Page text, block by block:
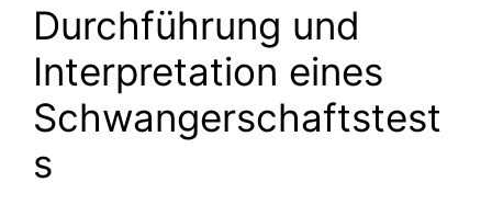
Durchführung und
Interpretation eines
Schwangerschaftstest
s